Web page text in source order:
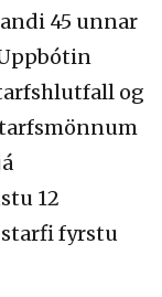
45 unnar
og
12
starfi fyrstu